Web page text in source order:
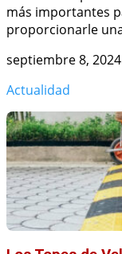
más importantes
proporcionarle
septiembre 8, 2024
Actualidad